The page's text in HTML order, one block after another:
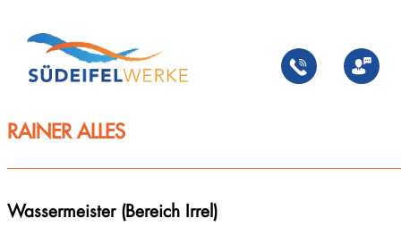
Inhalt
springen
RAINER ALLES
Wassermeister (Bereich Irrel)